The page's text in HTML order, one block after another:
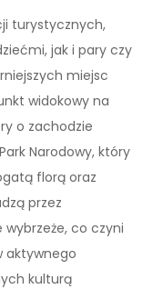
turystycznych,
jak i pary czy
miejsc
widokowy na
o zachodzie
Narodowy, który
florą oraz
przez
co czyni
aktywnego
kulturą